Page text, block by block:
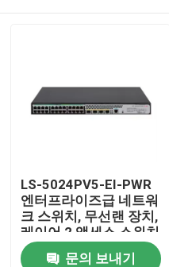
LS-5024PV5-EI-PWR
엔터프라이즈급 네트워
크 스위치, 무선랜 장치,
레이어 2 액세스 스위치
문의 보내기